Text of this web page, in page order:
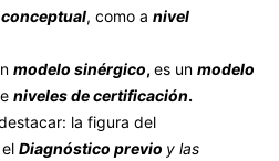
, como a nivel
modelo sinérgico, es un modelo
niveles de certificación.
la figura del
el Diagnóstico previo y las